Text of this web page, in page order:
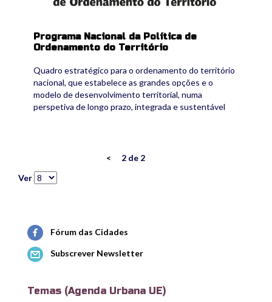
Programa Nacional da Política de
Ordenamento do Território
Quadro estratégico para o ordenamento do território
nacional, que estabelece as grandes opções e o
modelo de desenvolvimento territorial, numa
perspetiva de longo prazo, integrada e sustentável
<
2 de 2
Ver
Fórum das Cidades
Subscrever Newsletter
Temas (Agenda Urbana UE)